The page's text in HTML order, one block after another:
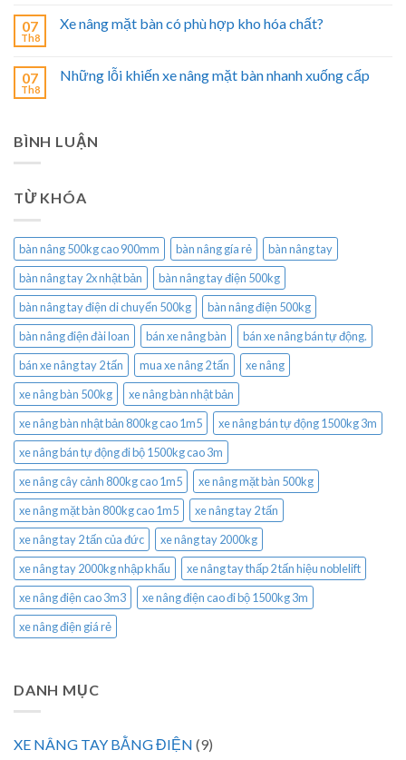
07
Th8
Xe nâng mặt bàn có phù hợp kho hóa chất?
07
Th8
Những lỗi khiến xe nâng mặt bàn nhanh xuống cấp
BÌNH LUẬN
TỪ KHÓA
bàn nâng 500kg cao 900mm bàn nâng gía rẻ
bàn nâng tay
bàn nâng tay 2x nhật bản
bàn nâng tay điện 500kg
bàn nâng tay điện di chuyển 500kg
bàn nâng điện 500kg
bàn nâng điện đài loan
bán xe nâng bàn
bán xe nâng bán tự động.
bán xe nâng tay 2 tấn
mua xe nâng 2 tấn
xe nâng
xe nâng bàn 500kg
xe nâng bàn nhật bản
xe nâng bàn nhật bản 800kg cao 1m5
xe nâng bán tự động 1500kg 3m
xe nâng bán tự động đi bộ 1500kg cao 3m
xe nâng cây cảnh 800kg cao 1m5
xe nâng mặt bàn 500kg
xe nâng mặt bàn 800kg cao 1m5
xe nâng tay 2 tấn
xe nâng tay 2 tấn của đức
xe nâng tay 2000kg
xe nâng tay 2000kg nhập khẩu
xe nâng tay thấp 2 tấn hiệu noblelift
xe nâng điện cao 3m3
xe nâng điện cao đi bộ 1500kg 3m
xe nâng điện giá rẻ
DANH MỤC
XE NÂNG TAY BẰNG ĐIỆN (9)